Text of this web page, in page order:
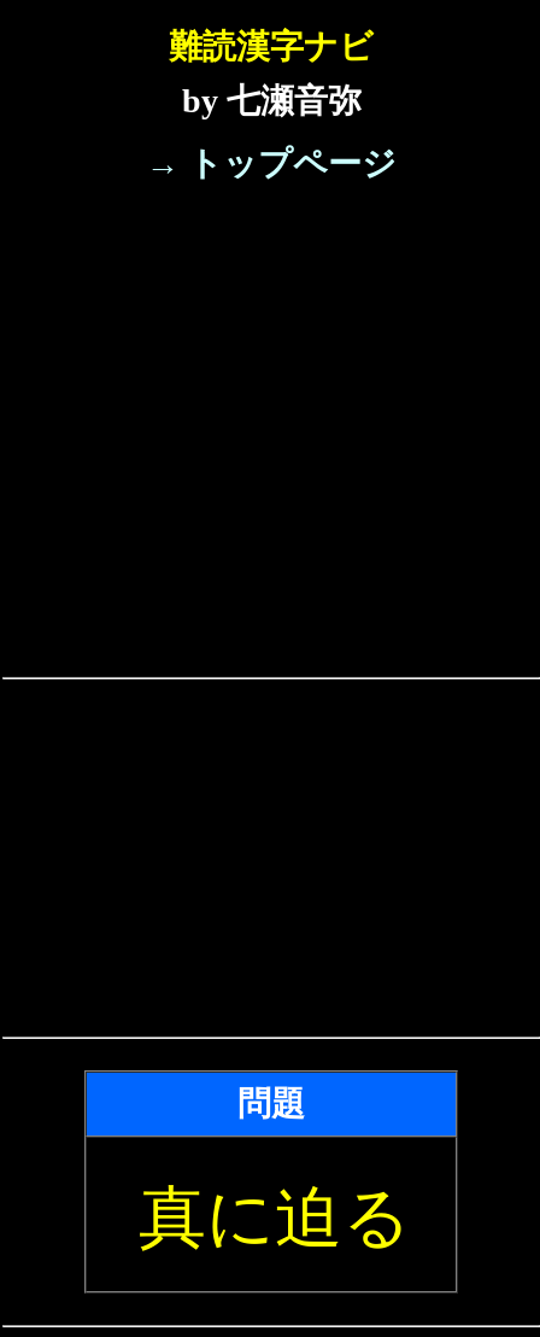
難読漢字ナビ
by 七瀬音弥
→ トップページ
問題
真に迫る